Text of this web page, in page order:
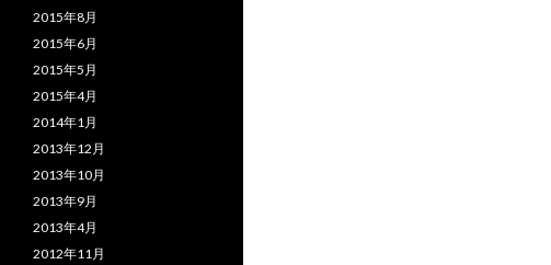
2015年8月
2015年6月
2015年5月
2015年4月
2014年1月
2013年12月
2013年10月
2013年9月
2013年4月
2012年11月